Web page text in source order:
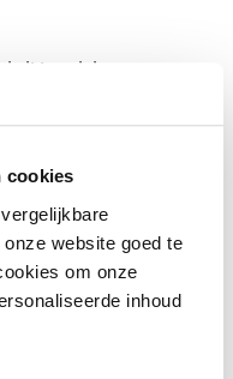
cookies
website goed te
om onze
inhoud
je advies en
hun werk: wat kan
op de goede